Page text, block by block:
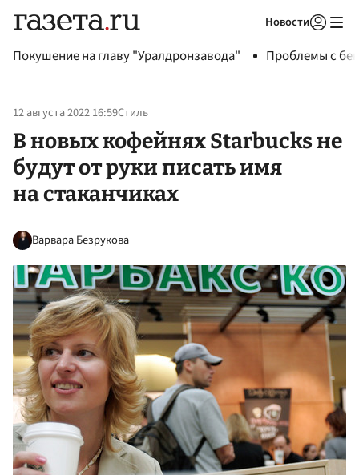
Новости
Покушение на главу "Уралдронзавода" Проблемы с
12 августа 2022 16:59Стиль
В новых кофейнях Starbucks не
будут от руки писать имя
на стаканчиках
Варвара Безрукова